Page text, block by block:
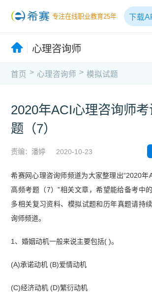
专注在线职业教育25年 下载
心理咨询师
首页 > 心理咨询师 > 模拟试题
2020年ACI心理咨询师
题（7）
责编：潘婷 2020-10-23
希赛网心理咨询师频道为大家整理出“2020年
高频考题（7）”相关文章，希望能给备考中
多相关复习资料、模拟试题和历年真题请持
询师频道。
1、婚姻动机一般来说主要包括( )。
(A)承诺动机 (B)爱情动机
(C)经济动机 (D)繁衍动机